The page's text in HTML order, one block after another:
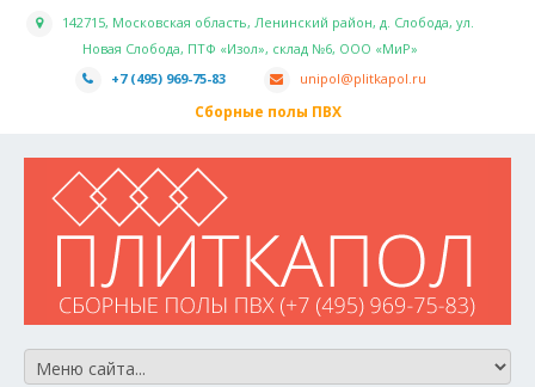
142715, Московская область, Ленинский район, д. Слобода, ул.
Новая Слобода, ПТФ «Изол», склад №6, ООО «МиР»
+7 (495) 969-75-83
unipol@plitkapol.ru
Сборные полы ПВХ